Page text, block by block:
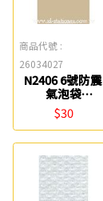
商品代號 :
26034027
N2406 6號防震
氣泡袋
(26x40cm) 博崴
$30